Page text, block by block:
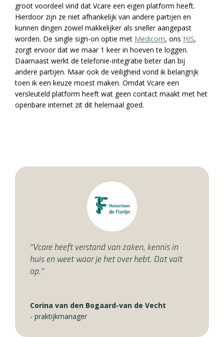
groot voordeel vind dat Vcare een eigen platform heeft.
Hierdoor zijn ze niet afhankelijk van andere partijen en
kunnen dingen zowel makkelijker als sneller aangepast
worden. De single sign-on optie met Medicom, ons HIS,
zorgt ervoor dat we maar 1 keer in hoeven te loggen.
Daarnaast werkt de telefonie-integratie beter dan bij
andere partijen. Maar ook de veiligheid vond ik belangrijk
toen ik een keuze moest maken. Omdat Vcare een
versleuteld platform heeft wat geen contact maakt met het
openbare internet zit dit helemaal goed.
"Vcare heeft verstand van zaken, kennis in
huis en weet waar je het over hebt. Dat valt
op."
Corina van den Bogaard-van de Vecht
- praktijkmanager